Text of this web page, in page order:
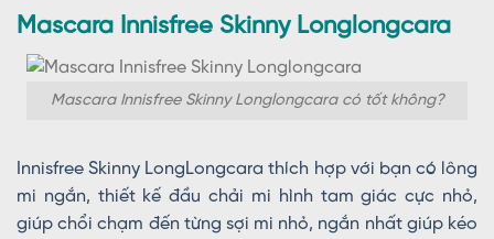
Mascara Innisfree Skinny Longlongcara
Mascara Innisfree Skinny Longlongcara có tốt không?
Innisfree Skinny LongLongcara thích hợp với bạn có lông
mi ngắn, thiết kế đầu chải mi hình tam giác cực nhỏ,
giúp chổi chạm đến từng sợi mi nhỏ, ngắn nhất giúp kéo